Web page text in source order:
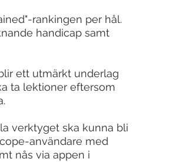
rankingen per hål.
handicap samt
ett utmärkt underlag
ta lektioner eftersom
verktyget ska kunna bli
användare med
nås via appen i